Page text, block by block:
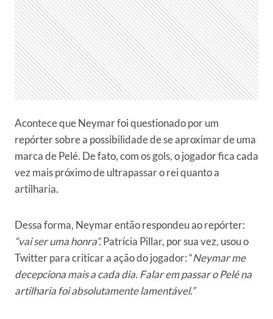
Acontece que Neymar foi questionado por um
repórter sobre a possibilidade de se aproximar de uma
marca de Pelé. De fato, com os gols, o jogador fica cada
vez mais próximo de ultrapassar o rei quanto a
artilharia.
Dessa forma, Neymar então respondeu ao repórter:
“vai ser uma honra”.Patrícia Pillar, por sua vez, usou o
Twitter para criticar a ação do jogador: “Neymar me
decepciona mais a cada dia. Falar em passar o Pelé na
artilharia foi absolutamente lamentável.”